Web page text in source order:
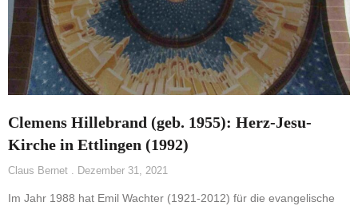
Clemens Hillebrand (geb. 1955): Herz-Jesu-
Kirche in Ettlingen (1992)
Claus Bernet Dezember 31, 2021
Im Jahr 1988 hat Emil Wachter (1921-2012) für die evangelische